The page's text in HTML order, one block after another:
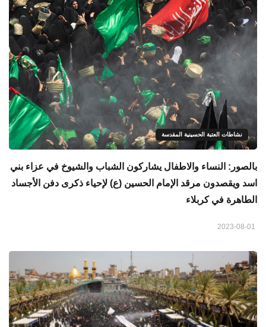
نشاطات العتبة الحسينية المقدسة
بالصور: النساء والاطفال يشاركون الشباب والشيوخ في عزاء بني
اسد ويقصدون مرقد الإمام الحسين (ع) لإحياء ذكرى دفن الأجساد
الطاهرة في كربلاء